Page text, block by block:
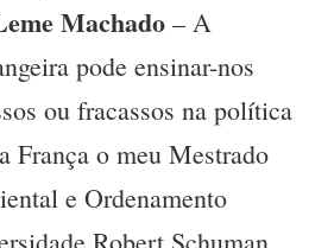
Machado– A
pode ensinar-nos
ou fracassos na política
França o meu Mestrado
e Ordenamento